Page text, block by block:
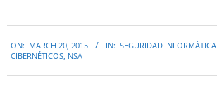
03-
ON: MARCH 20, 2015 IN: SEGURIDAD INFORMÁTICA
CIBERNÉTICOS NSA